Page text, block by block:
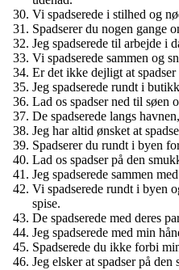
Vi spadserede i stilhed og
Spadserer du nogen gange
Jeg spadserede til arbejde i
Vi spadserede sammen og
Er det ikke dejligt at
Jeg spadserede rundt i
Lad os spadser ned til søen
De spadserede langs
Jeg har altid ønsket at
Spadserer du rundt i byen
Lad os spadser på den
Jeg spadserede sammen
Vi spadserede rundt i byen
spise.
De spadserede med deres
Jeg spadserede med min
Spadserede du ikke forbi
Jeg elsker at spadser på